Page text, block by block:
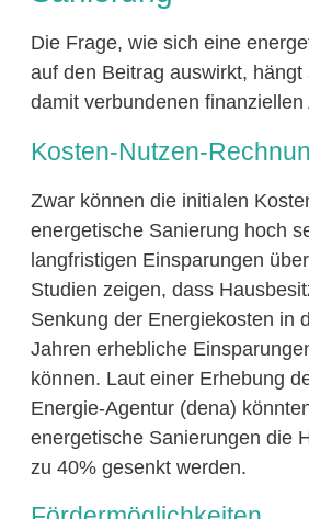
Die Frage, wie sich eine
auf den Beitrag auswirkt, hängt
damit verbundenen finanziellen
Kosten-Nutzen-
Zwar können die initialen
energetische Sanierung hoch
langfristigen Einsparungen
Studien zeigen, dass
Senkung der Energiekosten in
Jahren erhebliche
können. Laut einer Erhebung
Energie-Agentur (dena)
energetische Sanierungen die
zu 40% gesenkt werden.